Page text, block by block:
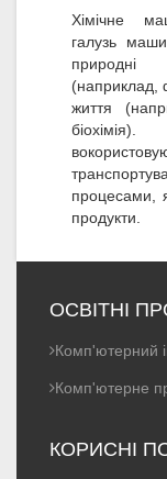
Хімічне
галузь
природні
(наприклад,
життя
процесами,
продукти.
ОСВІТНІ
Комп'ютерний
Комп'ютерне
КОРИСНІ